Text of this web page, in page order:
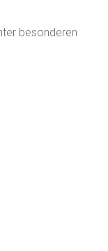
besonderen